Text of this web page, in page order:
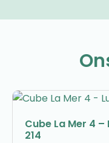
Cube La Mer 4
214